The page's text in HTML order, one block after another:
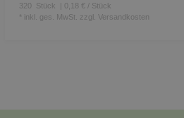
320 Stück
| 0,18 € / Stück
* inkl. ges. MwSt. zzgl. Versandkosten